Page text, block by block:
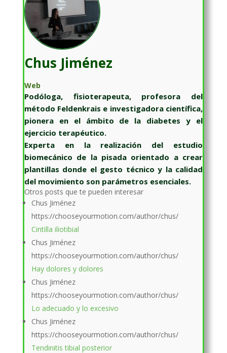
Chus Jiménez
Web
Podóloga, fisioterapeuta, profesora del
método Feldenkrais e investigadora científica,
pionera en el ámbito de la diabetes y el
ejercicio terapéutico.
Experta en la realización del estudio
biomecánico de la pisada orientado a crear
plantillas donde el gesto técnico y la calidad
del movimiento son parámetros esenciales.
Otros posts que te pueden interesar
Chus Jiménez
https://chooseyourmotion.com/author/chus/
Cintilla iliotibial
Chus Jiménez
https://chooseyourmotion.com/author/chus/
Hay dolores y dolores
Chus Jiménez
https://chooseyourmotion.com/author/chus/
Lo adecuado y lo excesivo
Chus Jiménez
https://chooseyourmotion.com/author/chus/
Tendinitis tibial posterior